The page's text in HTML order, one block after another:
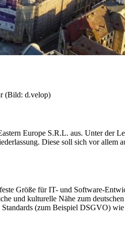
(Bild: d.velop)
Europe S.R.L. aus. Unter der
Diese soll sich vor allem
Größe für IT- und Software-
und kulturelle Nähe zum
(zum Beispiel DSGVO)